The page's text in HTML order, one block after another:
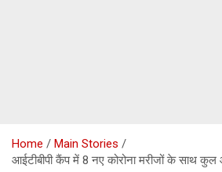
Home
Main Stories
आईटीबीपी कैंप में 8 नए कोरोना मरीजों के साथ